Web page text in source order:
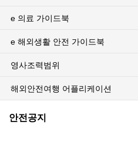
e 의료 가이드북
e 해외생활 안전 가이드북
영사조력범위
해외안전여행 어플리케이션
안전공지